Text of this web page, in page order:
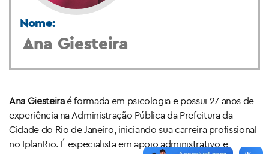
Nome:
Ana Giesteira
Ana Giesteiraé formada em psicologia e possui 27 anos de
experiência na Administração Pública da Prefeitura da
Cidade do Rio de Janeiro, iniciando sua carreira profissional
no IplanRio. É especialista em apoio administrativo e